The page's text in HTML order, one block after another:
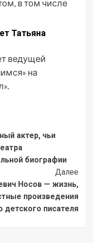
в том числе
Татьяна
ведущей
на
актер, чьи
биографии
Далее
Носов — жизнь,
произведения
детского писателя